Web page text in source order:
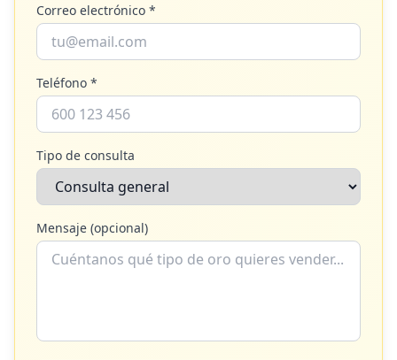
Correo electrónico *
Teléfono *
Tipo de consulta
Mensaje (opcional)